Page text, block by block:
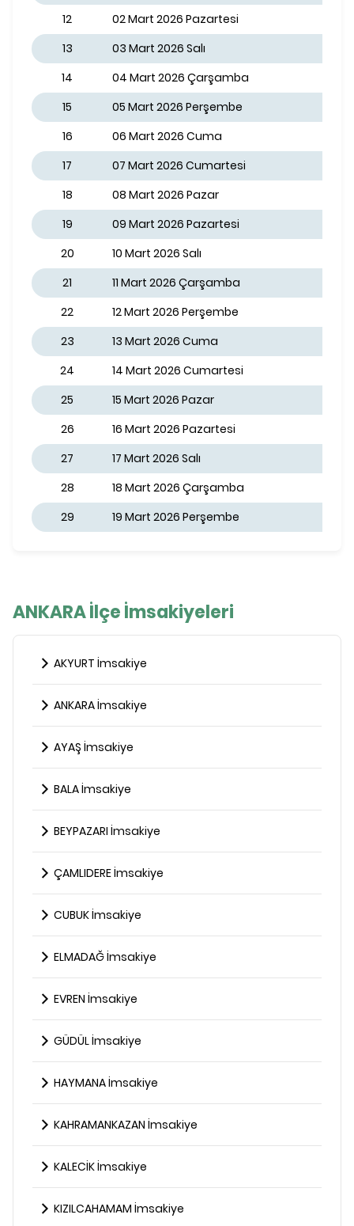
12
02 Mart 2026 Pazartesi
13
03 Mart 2026 Salı
14
04 Mart 2026 Çarşamba
15
05 Mart 2026 Perşembe
16
06 Mart 2026 Cuma
17
07 Mart 2026 Cumartesi
18
08 Mart 2026 Pazar
19
09 Mart 2026 Pazartesi
20
10 Mart 2026 Salı
21
11 Mart 2026 Çarşamba
22
12 Mart 2026 Perşembe
23
13 Mart 2026 Cuma
24
14 Mart 2026 Cumartesi
25
15 Mart 2026 Pazar
26
16 Mart 2026 Pazartesi
27
17 Mart 2026 Salı
28
18 Mart 2026 Çarşamba
29
19 Mart 2026 Perşembe
ANKARA İlçe İmsakiyeleri
AKYURT İmsakiye
ANKARA İmsakiye
AYAŞ İmsakiye
BALA İmsakiye
BEYPAZARI İmsakiye
ÇAMLIDERE İmsakiye
CUBUK İmsakiye
ELMADAĞ İmsakiye
EVREN İmsakiye
GÜDÜL İmsakiye
HAYMANA İmsakiye
KAHRAMANKAZAN İmsakiye
KALECİK İmsakiye
KIZILCAHAMAM İmsakiye